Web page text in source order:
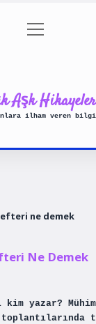
Gizlilik
menüyü
aç
Aşk
ilham veren
ne demek
Ne Demek
yazar?